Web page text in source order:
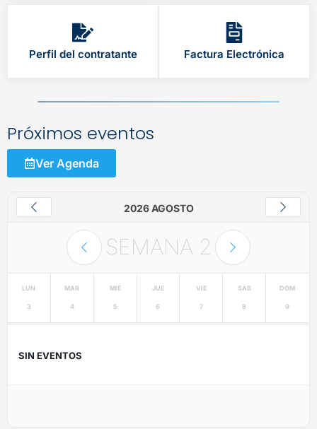
Perfil del contratante Factura Electrónica
Próximos eventos
Ver Agenda
2026 AGOSTO
SEMANA 2
LUN
3
MAR
4
MIÉ
5
JUE
6
VIE
7
SÁB
8
DOM
9
SIN EVENTOS